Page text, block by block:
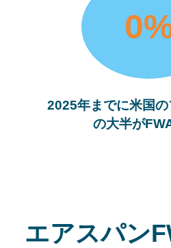
0
2025年までに米国
の大半が
エアスパン